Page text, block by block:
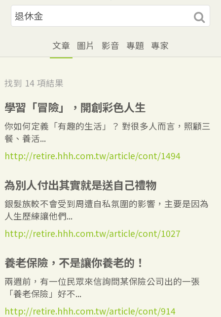
文章 圖片 影音 專題 專家
找到 14 項結果
學習「冒險」，開創彩色人生
你如何定義「有趣的生活」？ 對很多人而言，照顧三
餐、養活...
http://retire.hhh.com.tw/article/cont/1494
為別人付出其實就是送自己禮物
銀髮族較不會受到周遭自私氛圍的影響，主要是因為
人生歷練讓他們...
http://retire.hhh.com.tw/article/cont/1027
養老保險，不是讓你養老的！
兩週前，有一位民眾來信詢問某保險公司出的一張
「養老保險」好不...
http://retire.hhh.com.tw/article/cont/914